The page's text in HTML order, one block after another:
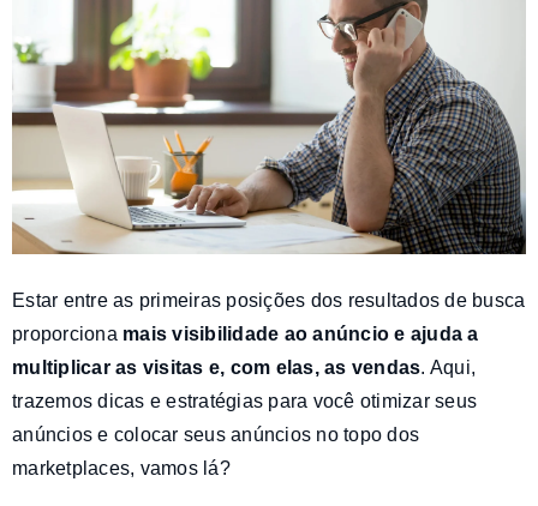
Estar entre as primeiras posições dos resultados de busca
proporciona mais visibilidade ao anúncio e ajuda a
multiplicar as visitas e, com elas, as vendas. Aqui,
trazemos dicas e estratégias para você otimizar seus
anúncios e colocar seus anúncios no topo dos
marketplaces, vamos lá?